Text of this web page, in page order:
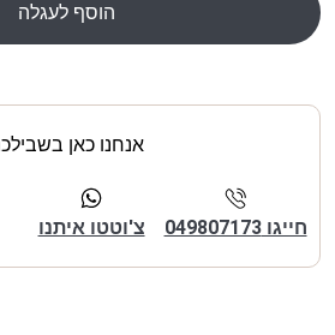
הוסף לעגלה
אנחנו כאן
חייגו 049807173 צ'וטטו איתנו